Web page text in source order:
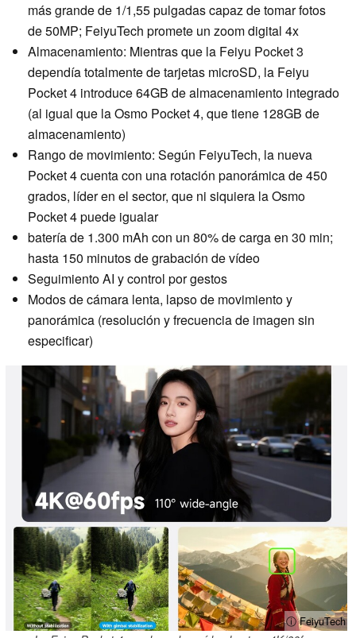
más grande de 1/1,55 pulgadas capaz de tomar fotos
de 50MP; FeiyuTech promete un zoom digital 4x
Almacenamiento: Mientras que la Feiyu Pocket 3
dependía totalmente de tarjetas microSD, la Feiyu
Pocket 4 introduce 64GB de almacenamiento integrado
(al igual que la Osmo Pocket 4, que tiene 128GB de
almacenamiento)
Rango de movimiento: Según FeiyuTech, la nueva
Pocket 4 cuenta con una rotación panorámica de 450
grados, líder en el sector, que ni siquiera la Osmo
Pocket 4 puede igualar
batería de 1.300 mAh con un 80% de carga en 30 min;
hasta 150 minutos de grabación de vídeo
Seguimiento AI y control por gestos
Modos de cámara lenta, lapso de movimiento y
panorámica (resolución y frecuencia de imagen sin
especificar)
ⓘ FeiyuTech